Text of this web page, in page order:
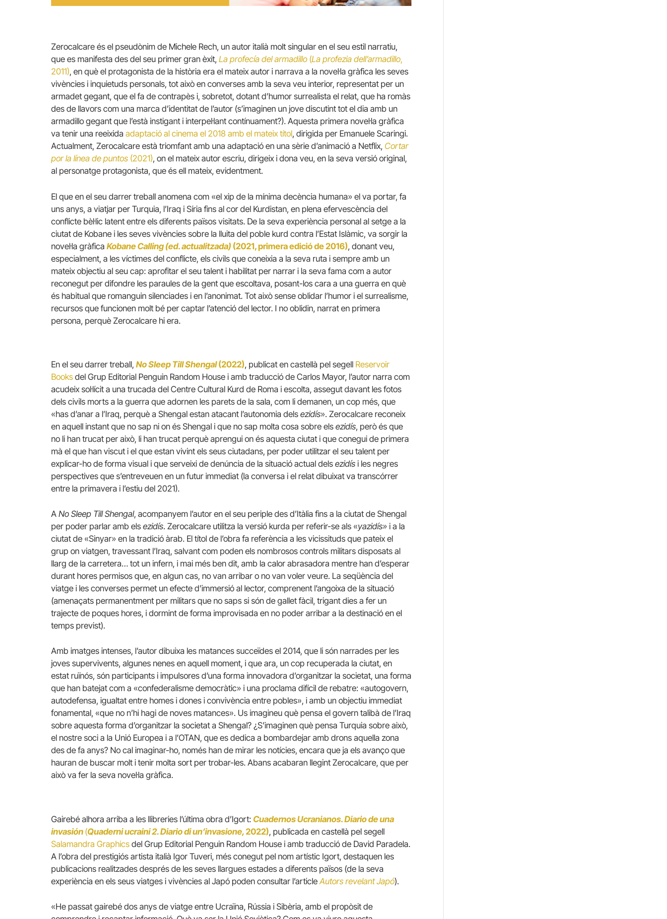
Zerocalcare és el pseudònim de Michele Rech, un autor italià molt singular en el seu estil narratiu,
que es manifesta des del seu primer gran èxit, La profecía del armadillo (La profezia dell’armadillo,
2011), en què el protagonista de la història era el mateix autor i narrava a la novel·la gràfica les seves
vivències i inquietuds personals, tot això en converses amb la seva veu interior, representat per un
armadet gegant, que el fa de contrapès i, sobretot, dotant d’humor surrealista el relat, que ha romàs
des de llavors com una marca d’identitat de l’autor (s’imaginen un jove discutint tot el dia amb un
armadillo gegant que l’està instigant i interpel·lant contínuament?). Aquesta primera novel·la gràfica
va tenir una reeixida adaptació al cinema el 2018 amb el mateix títol, dirigida per Emanuele Scaringi.
Actualment, Zerocalcare està triomfant amb una adaptació en una sèrie d’animació a Netflix, Cortar
por la línea de puntos (2021), on el mateix autor escriu, dirigeix i dona veu, en la seva versió original,
al personatge protagonista, que és ell mateix, evidentment.
El que en el seu darrer treball anomena com «el xip de la mínima decència humana» el va portar, fa
uns anys, a viatjar per Turquia, l’Iraq i Síria fins al cor del Kurdistan, en plena efervescència del
conflicte bèl·lic latent entre els diferents països visitats. De la seva experiència personal al setge a la
ciutat de Kobane i les seves vivències sobre la lluita del poble kurd contra l’Estat Islàmic, va sorgir la
novel·la gràfica Kobane Calling (ed. actualitzada) (2021, primera edició de 2016), donant veu,
especialment, a les víctimes del conflicte, els civils que coneixia a la seva ruta i sempre amb un
mateix objectiu al seu cap: aprofitar el seu talent i habilitat per narrar i la seva fama com a autor
reconegut per difondre les paraules de la gent que escoltava, posant-los cara a una guerra en què
és habitual que romanguin silenciades i en l’anonimat. Tot això sense oblidar l’humor i el surrealisme,
recursos que funcionen molt bé per captar l’atenció del lector. I no oblidin, narrat en primera
persona, perquè Zerocalcare hi era.
En el seu darrer treball, No Sleep Till Shengal(2022), publicat en castellà pel segell Reservoir
Books del Grup Editorial Penguin Random House i amb traducció de Carlos Mayor, l’autor narra com
acudeix sol·lícit a una trucada del Centre Cultural Kurd de Roma i escolta, assegut davant les fotos
dels civils morts a la guerra que adornen les parets de la sala, com li demanen, un cop més, que
«has d’anar a l’Iraq, perquè a Shengal estan atacant l’autonomia dels ezidís». Zerocalcare reconeix
en aquell instant que no sap ni on és Shengal i que no sap molta cosa sobre els ezidís, però és que
no li han trucat per això, li han trucat perquè aprengui on és aquesta ciutat i que conegui de primera
mà el que han viscut i el que estan vivint els seus ciutadans, per poder utilitzar el seu talent per
explicar-ho de forma visual i que serveixi de denúncia de la situació actual dels ezidís i les negres
perspectives que s’entreveuen en un futur immediat (la conversa i el relat dibuixat va transcórrer
entre la primavera i l’estiu del 2021).
A No Sleep Till Shengal, acompanyem l’autor en el seu periple des d’Itàlia fins a la ciutat de Shengal
per poder parlar amb els ezidís. Zerocalcare utilitza la versió kurda per referir-se als «yazidís» i a la
ciutat de «Sinyar» en la tradició àrab. El títol de l’obra fa referència a les vicissituds que pateix el
grup on viatgen, travessant l’Iraq, salvant com poden els nombrosos controls militars disposats al
llarg de la carretera… tot un infern, i mai més ben dit, amb la calor abrasadora mentre han d’esperar
durant hores permisos que, en algun cas, no van arribar o no van voler veure. La seqüència del
viatge i les converses permet un efecte d’immersió al lector, comprenent l’angoixa de la situació
(amenaçats permanentment per militars que no saps si són de gallet fàcil, trigant dies a fer un
trajecte de poques hores, i dormint de forma improvisada en no poder arribar a la destinació en el
temps previst).
Amb imatges intenses, l’autor dibuixa les matances succeïdes el 2014, que li són narrades per les
joves supervivents, algunes nenes en aquell moment, i que ara, un cop recuperada la ciutat, en
estat ruïnós, són participants i impulsores d’una forma innovadora d’organitzar la societat, una forma
que han batejat com a «confederalisme democràtic» i una proclama difícil de rebatre: «autogovern,
autodefensa, igualtat entre homes i dones i convivència entre pobles», i amb un objectiu immediat
fonamental, «que no n’hi hagi de noves matances». Us imagineu què pensa el govern talibà de l’Iraq
sobre aquesta forma d’organitzar la societat a Shengal? ¿S’imaginen què pensa Turquia sobre això,
el nostre soci a la Unió Europea i a l’OTAN, que es dedica a bombardejar amb drons aquella zona
des de fa anys? No cal imaginar-ho, només han de mirar les notícies, encara que ja els avanço que
hauran de buscar molt i tenir molta sort per trobar-les. Abans acabaran llegint Zerocalcare, que per
això va fer la seva novel·la gràfica.
Gairebé alhora arriba a les llibreries l’última obra d’Igort: Cuadernos Ucranianos. Diario de una
invasión (Quaderni ucraini 2. Diario di un’invasione,2022), publicada en castellà pel segell
Salamandra Graphics del Grup Editorial Penguin Random House i amb traducció de David Paradela.
A l’obra del prestigiós artista italià Igor Tuveri, més conegut pel nom artístic Igort, destaquen les
publicacions realitzades després de les seves llargues estades a diferents països (de la seva
experiència en els seus viatges i vivències al Japó poden consultar l’article Autors revelant Japó).
«He passat gairebé dos anys de viatge entre Ucraïna, Rússia i Sibèria, amb el propòsit de